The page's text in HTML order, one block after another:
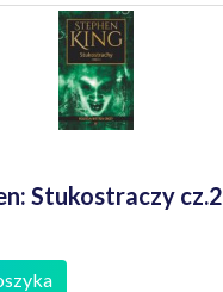
Stukostraczy cz.2